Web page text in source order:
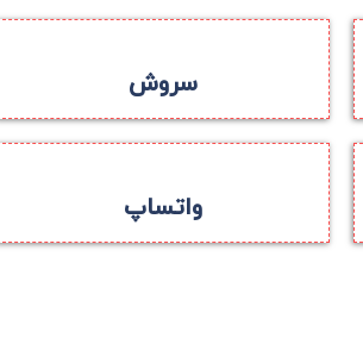
سروش
واتساپ